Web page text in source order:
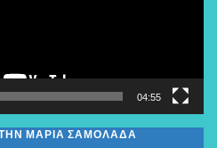
04:55
ΤΗΝ ΜΑΡΙΑ ΣΑΜΟΛΑΔΑ